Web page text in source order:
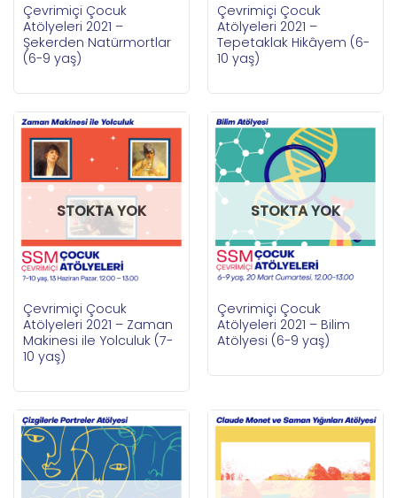
Çevrimiçi Çocuk
Atölyeleri 2021 –
Şekerden Natürmortlar
(6-9 yaş)
Çevrimiçi Çocuk
Atölyeleri 2021 –
Tepetaklak Hikâyem (6-
10 yaş)
STOKTA YOK
Çevrimiçi Çocuk
Atölyeleri 2021 – Zaman
Makinesi ile Yolculuk (7-
10 yaş)
STOKTA YOK
Çevrimiçi Çocuk
Atölyeleri 2021 – Bilim
Atölyesi (6-9 yaş)